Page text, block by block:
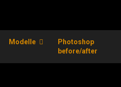
Modelle
Photoshop
before/after